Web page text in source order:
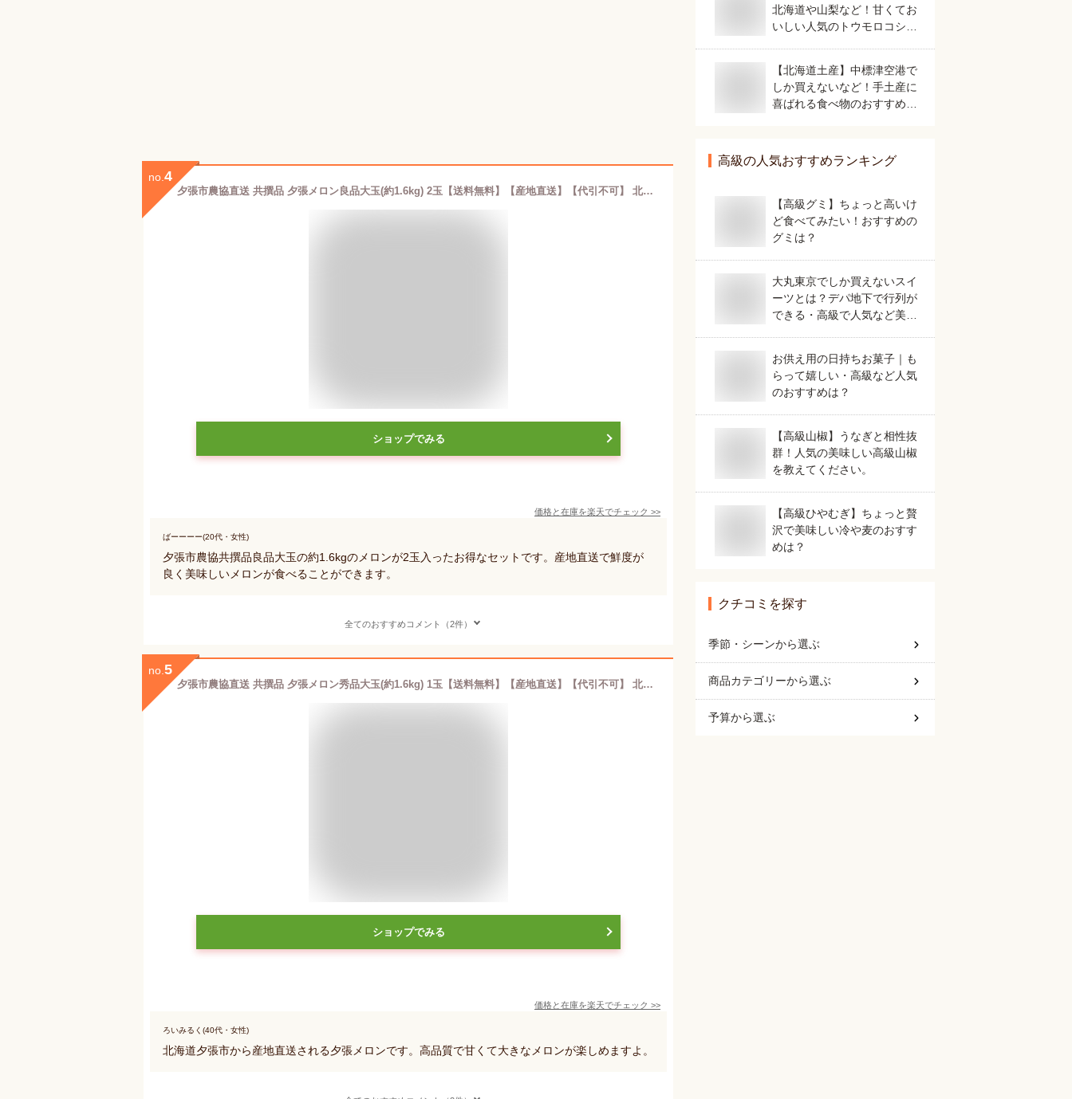
no. 4
夕張市農協直送 共撰品 夕張メロン良品大玉(約1.6kg) 2玉【送料無料】【産地直送】【代引不可】 北海道 お土産 おみやげ お中元 贈答品 引出物 赤肉メロン お供え物 お盆 名物
ショップでみる
価格と在庫を楽天でチェック >>
ばーーーー(20代・女性)
夕張市農協共撰品良品大玉の約1.6kgのメロンが2玉入ったお得なセットです。産地直送で鮮度が
良く美味しいメロンが食べることができます。
全てのおすすめコメント（2件）
no. 5
夕張市農協直送 共撰品 夕張メロン秀品大玉(約1.6kg) 1玉【送料無料】【産地直送】【代引不可】 北海道 お土産 おみやげ お中元 贈答品 引出物 赤肉メロン お供え物 お盆 名物
ショップでみる
価格と在庫を楽天でチェック >>
ろいみるく(40代・女性)
北海道夕張市から産地直送される夕張メロンです。高品質で甘くて大きなメロンが楽しめますよ。
北海道や山梨など！甘くてお
いしい人気のトウモロコシの
【北海道土産】中標津空港で
しか買えないなど！手土産に
喜ばれる食べ物のおすすめ
高級の人気おすすめランキング
【高級グミ】ちょっと高いけ
ど食べてみたい！おすすめの
グミは？
大丸東京でしか買えないスイ
ーツとは？デパ地下で行列が
できる・高級で人気など美味
お供え用の日持ちお菓子｜も
らって嬉しい・高級など人気
のおすすめは？
【高級山椒】うなぎと相性抜
群！人気の美味しい高級山椒
を教えてください。
【高級ひやむぎ】ちょっと贅
沢で美味しい冷や麦のおすす
めは？
クチコミを探す
季節・シーンから選ぶ
商品カテゴリーから選ぶ
予算から選ぶ